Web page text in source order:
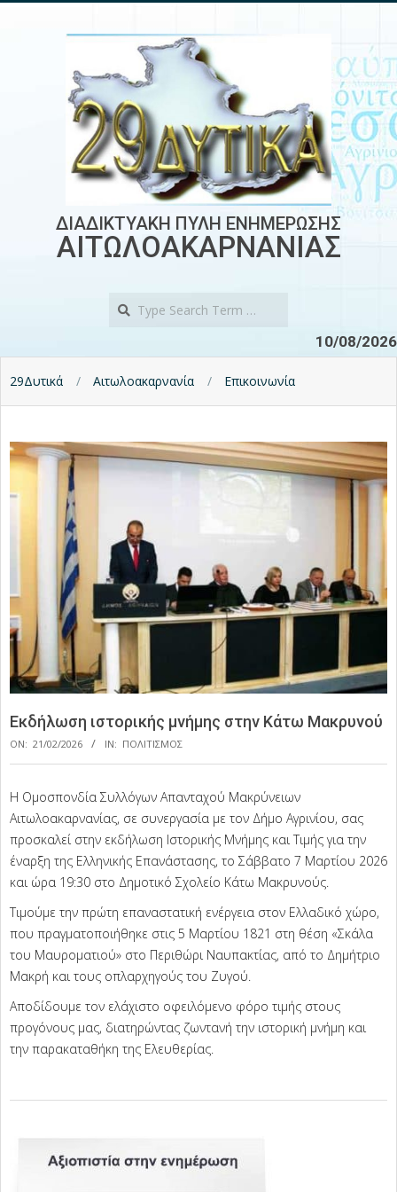
ΔΙΑΔΙΚΤΥΑΚΗ ΠΥΛΗ ΕΝΗΜΕΡΩΣΗΣ
ΑΙΤΩΛΟΑΚΑΡΝΑΝΙΑΣ
10/08/2026
29Δυτικά Αιτωλοακαρνανία Επικοινωνία
Εκδήλωση ιστορικής μνήμης στην Κάτω Μακρυνού
ON: 21/02/2026 IN: ΠΟΛΙΤΙΣΜΟΣ
Η Ομοσπονδία Συλλόγων Απανταχού Μακρύνειων
Αιτωλοακαρνανίας, σε συνεργασία με τον Δήμο Αγρινίου, σας
προσκαλεί στην εκδήλωση Ιστορικής Μνήμης και Τιμής για την
έναρξη της Ελληνικής Επανάστασης, το Σάββατο 7 Μαρτίου 2026
και ώρα 19:30 στο Δημοτικό Σχολείο Κάτω Μακρυνούς.
Τιμούμε την πρώτη επαναστατική ενέργεια στον Eλλαδικό χώρο,
που πραγματοποιήθηκε στις 5 Μαρτίου 1821 στη θέση «Σκάλα
του Μαυροματιού» στο Περιθώρι Ναυπακτίας, από το Δημήτριο
Μακρή και τους οπλαρχηγούς του Ζυγού.
Αποδίδουμε τον ελάχιστο οφειλόμενο φόρο τιμής στους
προγόνους μας, διατηρώντας ζωντανή την ιστορική μνήμη και
την παρακαταθήκη της Eλευθερίας.